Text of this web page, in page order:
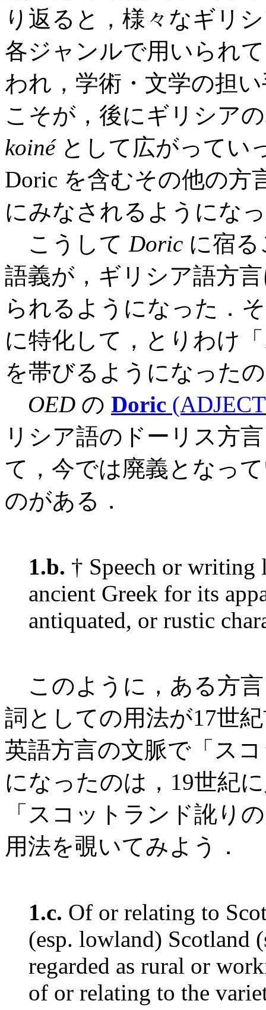
り返ると，様々なギリ
各ジャンルで用いられ
われ，学術・文学の担
こそが，後にギリシア
koinéとして広がってい
Doric を含むその他の方
にみなされるようにな
こうして Doric に宿
語義が，ギリシア語方
られるようになった．
に特化して，とりわけ
を帯びるようになった
OED の Doric
リシア語のドーリス方
て，今では廃義となっ
のがある．
1.b. † Speech or
ancient Greek for its
antiquated, or rustic
このように，ある方
詞としての用法が17世
英語方言の文脈で「ス
になったのは，19世紀
「スコットランド訛り
用法を覗いてみよう．
1.c. Of or relating to
(esp. lowland) Scotland
regarded as rural or
of or relating to the